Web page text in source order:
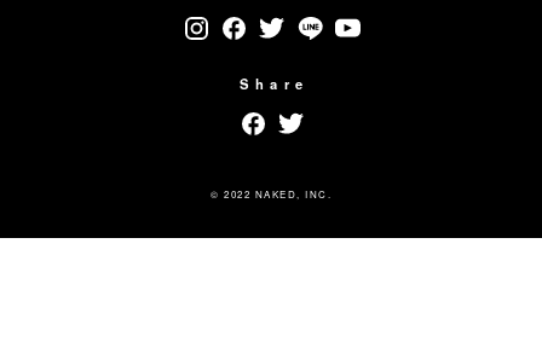
Share
© 2022 NAKED, INC.